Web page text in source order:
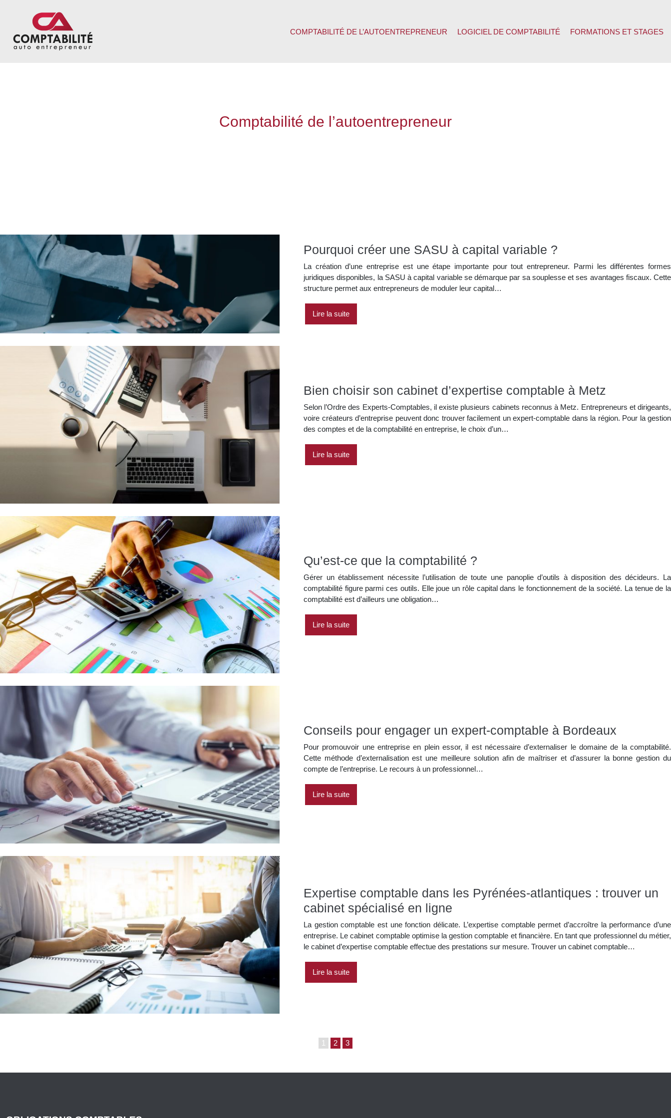
COMPTABILITÉ DE L’AUTOENTREPRENEUR LOGICIEL DE COMPTABILITÉ FORMATIONS ET STAGES
Comptabilité de l’autoentrepreneur
Pourquoi créer une SASU à capital variable ?
La création d’une entreprise est une étape importante pour tout entrepreneur. Parmi les différentes formes
juridiques disponibles, la SASU à capital variable se démarque par sa souplesse et ses avantages fiscaux. Cette
structure permet aux entrepreneurs de moduler leur capital…
Lire la suite
Bien choisir son cabinet d’expertise comptable à Metz
Selon l’Ordre des Experts-Comptables, il existe plusieurs cabinets reconnus à Metz. Entrepreneurs et dirigeants,
voire créateurs d’entreprise peuvent donc trouver facilement un expert-comptable dans la région. Pour la gestion
des comptes et de la comptabilité en entreprise, le choix d’un…
Lire la suite
Qu’est-ce que la comptabilité ?
Gérer un établissement nécessite l’utilisation de toute une panoplie d’outils à disposition des décideurs. La
comptabilité figure parmi ces outils. Elle joue un rôle capital dans le fonctionnement de la société. La tenue de la
comptabilité est d’ailleurs une obligation…
Lire la suite
Conseils pour engager un expert-comptable à Bordeaux
Pour promouvoir une entreprise en plein essor, il est nécessaire d’externaliser le domaine de la comptabilité.
Cette méthode d’externalisation est une meilleure solution afin de maîtriser et d’assurer la bonne gestion du
compte de l’entreprise. Le recours à un professionnel…
Lire la suite
Expertise comptable dans les Pyrénées-atlantiques : trouver un
cabinet spécialisé en ligne
La gestion comptable est une fonction délicate. L’expertise comptable permet d’accroître la performance d’une
entreprise. Le cabinet comptable optimise la gestion comptable et financière. En tant que professionnel du métier,
le cabinet d’expertise comptable effectue des prestations sur mesure. Trouver un cabinet comptable…
Lire la suite
1 2 3